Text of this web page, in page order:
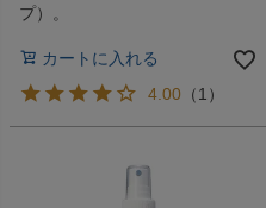
プ）。
カートに入れる
4.00 （1 ）